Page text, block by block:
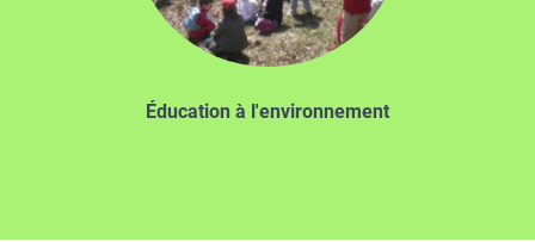
Éducation à l'environnement